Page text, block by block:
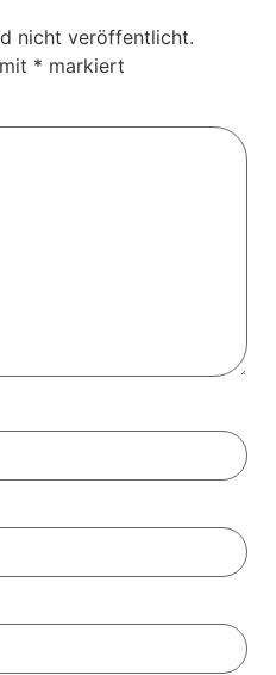
nicht veröffentlicht.
* markiert